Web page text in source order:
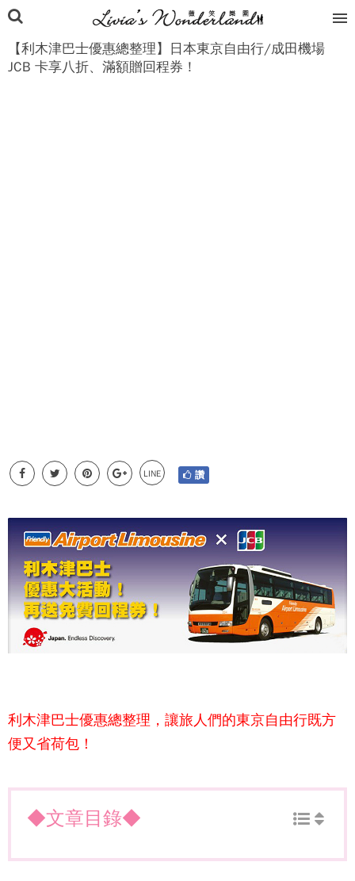
【利木津巴士優惠總整理】日本東京自由行/成田機場
JCB 卡享八折、滿額贈回程券！
LINE 讚
利木津巴士優惠總整理，讓旅人們的東京自由行既方
便又省荷包！
◆文章目錄◆